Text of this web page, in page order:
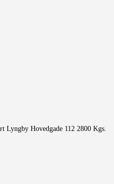
Lyngby Hovedgade 112 2800 Kgs.